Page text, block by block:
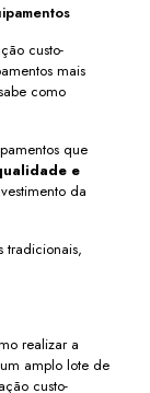
custo-
mais
como
que
e
da
tradicionais,
realizar a
amplo lote de
custo-